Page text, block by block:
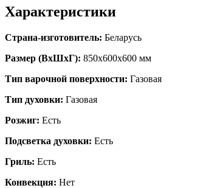
Характеристики
Страна-изготовитель: Беларусь
Размер (ВхШхГ): 850х600х600 мм
Тип варочной поверхности: Газовая
Тип духовки: Газовая
Розжиг: Есть
Подсветка духовки: Есть
Гриль: Есть
Конвекция: Нет